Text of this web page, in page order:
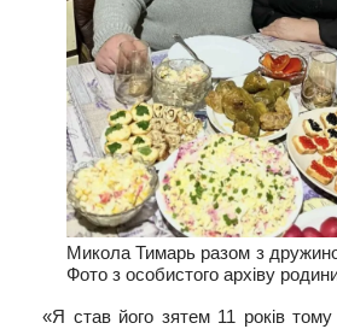
Микола Тимарь разом з
Фото з особистого архіву
«Я став його зятем 11 років